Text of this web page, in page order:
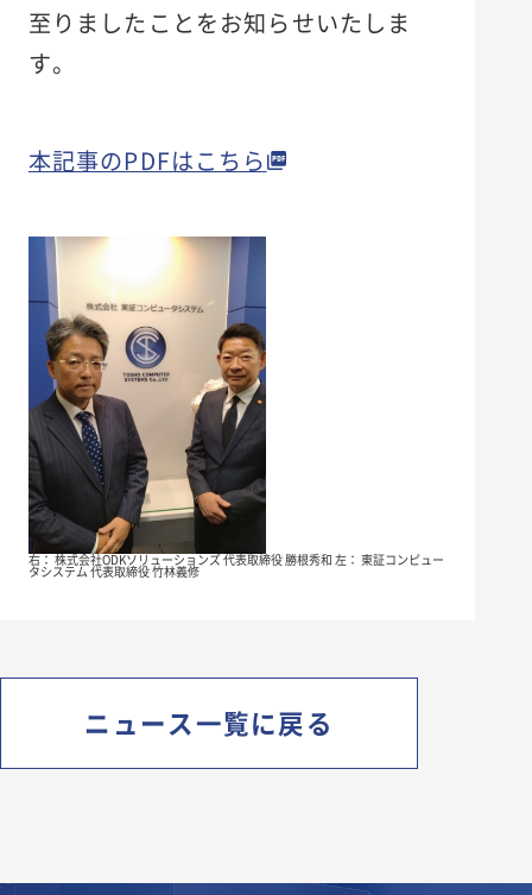
至りましたことをお知らせいたしま
す。
本記事のPDFはこちら
右： 株式会社ODKソリューションズ 代表取締役 勝根秀和 左： 東証コンピュー
タシステム 代表取締役 竹林義修
ニュース一覧に戻る